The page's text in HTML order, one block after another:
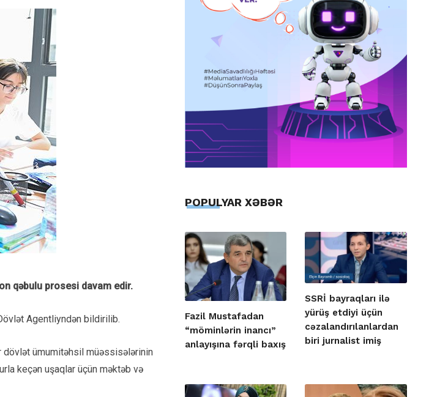
qəbulu prosesi davam edir.
Agentliyndən bildirilib.
ümumitəhsil müəssisələrinin
keçən uşaqlar üçün məktəb və
POPULYAR XƏBƏR
Fazil Mustafadan
“möminlərin inancı”
anlayışına fərqli baxış
SSRİ bayraqları ilə
yürüş etdiyi üçün
cəzalandırılanlardan
biri jurnalist imiş